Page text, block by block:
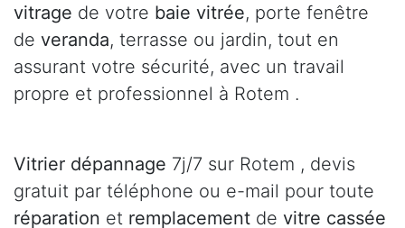
vitrage de votre baie vitrée, porte fenêtre
de veranda, terrasse ou jardin, tout en
assurant votre sécurité, avec un travail
propre et professionnel à Rotem .
Vitrier dépannage 7j/7 sur Rotem , devis
gratuit par téléphone ou e-mail pour toute
réparation et remplacement de vitre cassée